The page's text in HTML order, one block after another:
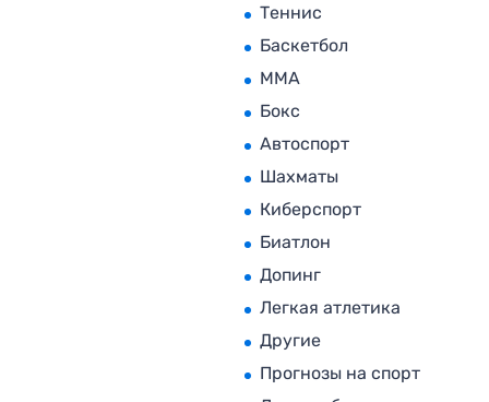
Теннис
Баскетбол
MMA
Бокс
Автоспорт
Шахматы
Киберспорт
Биатлон
Допинг
Легкая атлетика
Другие
Прогнозы на спорт